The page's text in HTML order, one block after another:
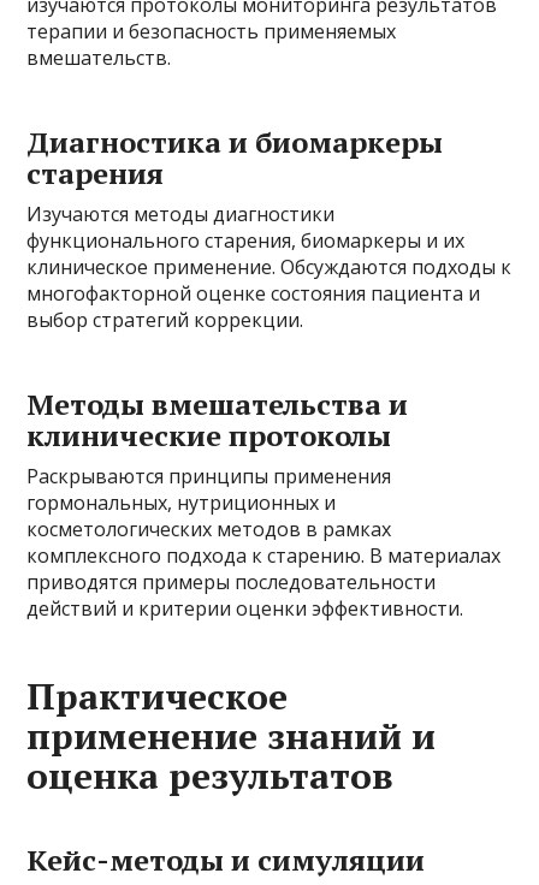
терапии и безопасность применяемых
вмешательств.
Диагностика и биомаркеры
старения
Изучаются методы диагностики
функционального старения, биомаркеры и их
клиническое применение. Обсуждаются подходы к
многофакторной оценке состояния пациента и
выбор стратегий коррекции.
Методы вмешательства и
клинические протоколы
Раскрываются принципы применения
гормональных, нутриционных и
косметологических методов в рамках
комплексного подхода к старению. В материалах
приводятся примеры последовательности
действий и критерии оценки эффективности.
Практическое
применение знаний и
оценка результатов
Кейс-методы и симуляции